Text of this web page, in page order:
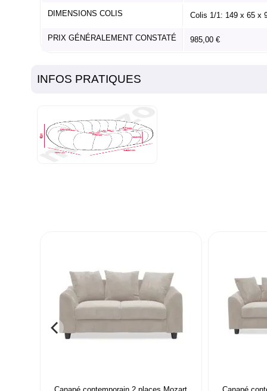
DIMENSIONS COLIS Colis 1/1: 149 x 65 x
PRIX GÉNÉRALEMENT CONSTATÉ 985,00 €
INFOS PRATIQUES